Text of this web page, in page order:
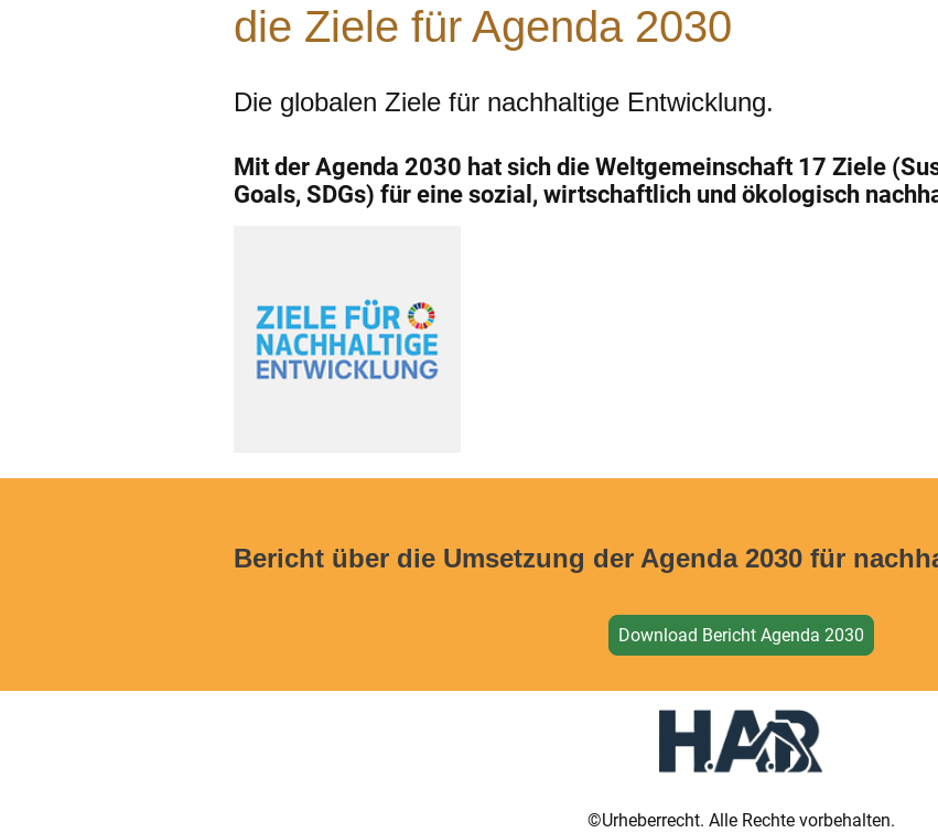
die Ziele für Agenda 2030
Die globalen Ziele für nachhaltige Entwicklung.
Mit der Agenda 2030 hat sich die Weltgemeinschaft 17 Ziele
Goals, SDGs) für eine sozial, wirtschaftlich und ökologisch
Bericht über die Umsetzung der Agenda 2030 für
Download Bericht Agenda 2030
©Urheberrecht. Alle Rechte vorbehalten.